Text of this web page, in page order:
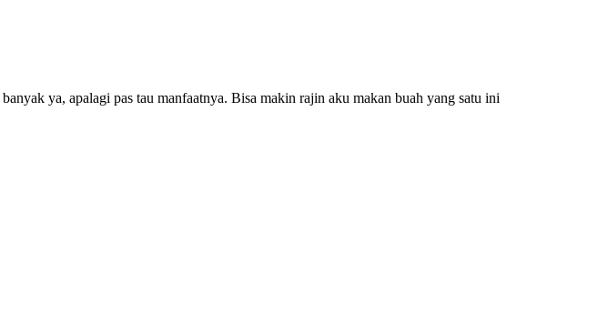
ya, apalagi pas tau manfaatnya. Bisa makin rajin aku makan buah yang satu ini